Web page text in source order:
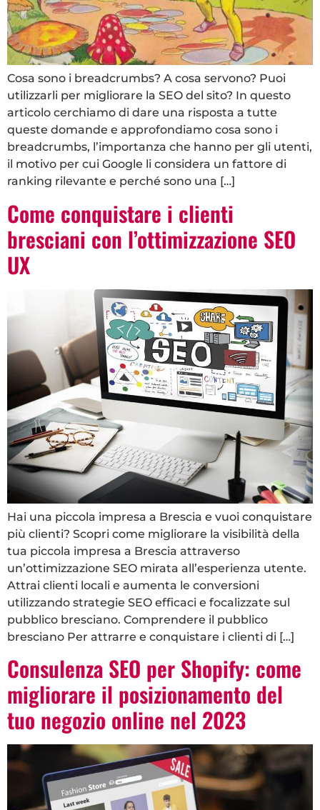
Cosa sono i breadcrumbs? A cosa servono? Puoi
utilizzarli per migliorare la SEO del sito? In questo
articolo cerchiamo di dare una risposta a tutte
queste domande e approfondiamo cosa sono i
breadcrumbs, l’importanza che hanno per gli utenti,
il motivo per cui Google li considera un fattore di
ranking rilevante e perché sono una […]
Come conquistare i clienti
bresciani con l’ottimizzazione SEO
UX
Hai una piccola impresa a Brescia e vuoi conquistare
più clienti? Scopri come migliorare la visibilità della
tua piccola impresa a Brescia attraverso
un’ottimizzazione SEO mirata all’esperienza utente.
Attrai clienti locali e aumenta le conversioni
utilizzando strategie SEO efficaci e focalizzate sul
pubblico bresciano. Comprendere il pubblico
bresciano Per attrarre e conquistare i clienti di […]
Consulenza SEO per Shopify: come
migliorare il posizionamento del
tuo negozio online nel 2023